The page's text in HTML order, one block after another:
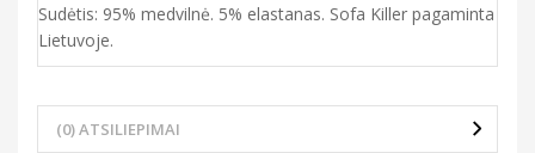
Sudėtis: 95% medvilnė. 5% elastanas. Sofa Killer pagaminta
Lietuvoje.
(0) ATSILIEPIMAI